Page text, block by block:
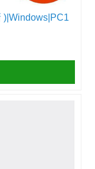
)|Windows|PC1